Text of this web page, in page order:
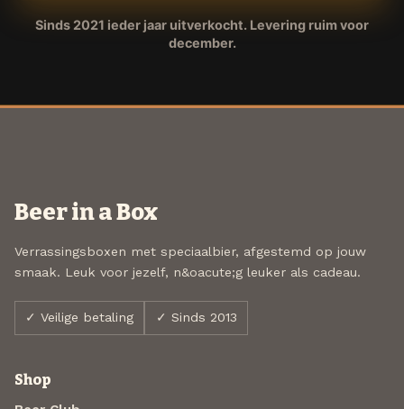
Sinds 2021 ieder jaar uitverkocht. Levering ruim voor
december.
Beer in a Box
Verrassingsboxen met speciaalbier, afgestemd op jouw
smaak. Leuk voor jezelf, n&oacute;g leuker als cadeau.
✓ Veilige betaling ✓ Sinds 2013
Shop